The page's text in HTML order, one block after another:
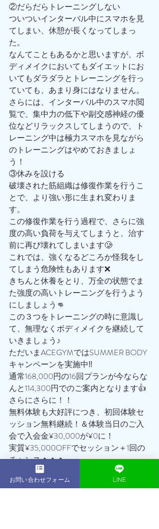
②だらだらトレーニングしない
ついついインターバル中にスマホを見
てしまい、休憩が長くなってしまっ
た。
なんてこともあるかと思いますが、ボ
ディメイクにおいてもダイエットにお
いてもダラダラとトレーニングを行っ
ていても、あまり身にはなりません。
さらには、インターバル中のスマホ閲
覧で、集中力の低下や副交感神経の優
位などリラックスしてしまうので、ト
レーニング中は極力スマホを見ながら
のトレーニングはやめておきましょ
う！
③休みを設ける
破壊された筋組織は修復作業を行うこ
とで、より強い形に生まれ変わりま
す。
この修復作業を行う過程で、さらに強
度の高い負荷を与えてしまうと、治す
前に再び壊れてしまいます🥲
これでは、強くなるどころか怪我をし
てしまう危険性もあります❌
きちんと休養をとり、万全の状態でま
た強度の高いトレーニングを行うよう
にしましょう👊
この３つをトレーニングの時に意識し
て、無理なくボディメイクを継続して
いきましょう♪
ただいまACEGYMではSUMMER BODY
キャンペーンを実施中‼️
通常168,000円の16回プランが今ならな
んと114,300円でのご案内となります👍
さらにさらに！！
無料体験も大好評につき、初回体験セ
ッション無料継続！＆体験当日のご入
会で入会金¥30,000が¥0に！
実質¥35,000OFFでセッション＋1回の
チャンス🔥🔥🔥
「もう夏きちゃった…」
「また、来年になっちゃうな…」
お問い合わせフォーム LINE